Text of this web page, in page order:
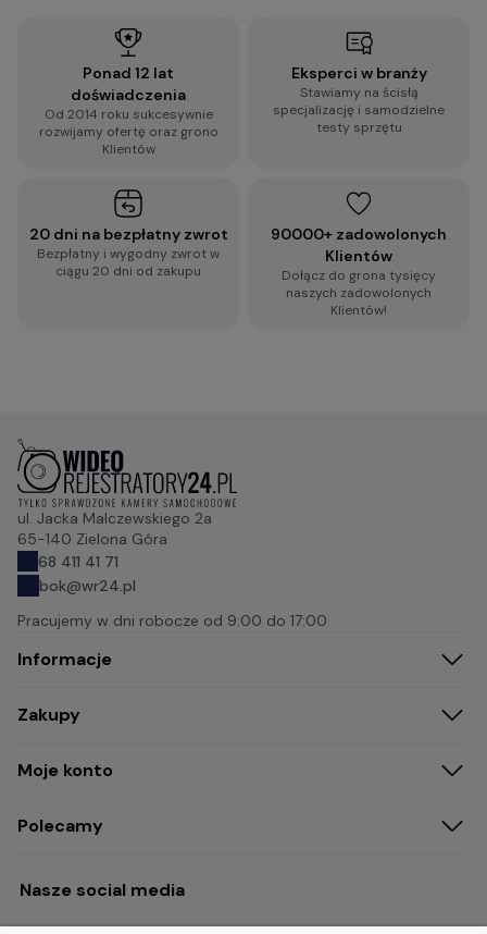
Ponad 12 lat
doświadczenia
Od 2014 roku sukcesywnie
rozwijamy ofertę oraz grono
Klientów
Eksperci w branży
Stawiamy na ścisłą
specjalizację i samodzielne
testy sprzętu
20 dni na bezpłatny zwrot
Bezpłatny i wygodny zwrot w
ciągu 20 dni od zakupu
90000+ zadowolonych
Klientów
Dołącz do grona tysięcy
naszych zadowolonych
Klientów!
ul. Jacka Malczewskiego 2a
65-140 Zielona Góra
68 411 41 71
bok@wr24.pl
Pracujemy w dni robocze od 9:00 do 17:00
Informacje
Zakupy
Moje konto
Polecamy
Nasze social media